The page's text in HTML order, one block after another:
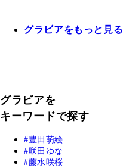
グラビアをもっと見る
グラビアを
キーワードで探す
豊田萌絵
咲田ゆな
藤水咲桜